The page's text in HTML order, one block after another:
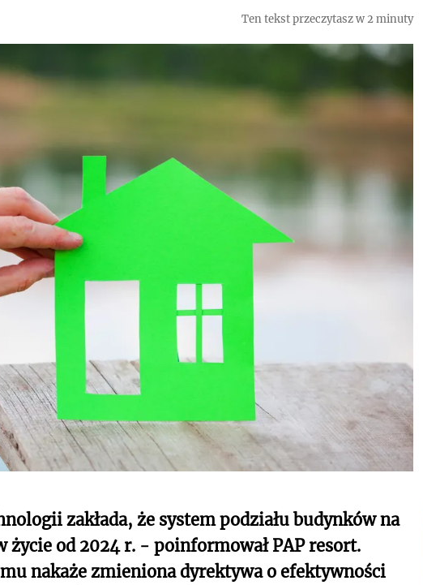
Ten tekst przeczytasz w 2 minuty
zakłada, że system podziału budynków na
życie od 2024 r. - poinformował PAP resort.
nakaże zmieniona dyrektywa o efektywności